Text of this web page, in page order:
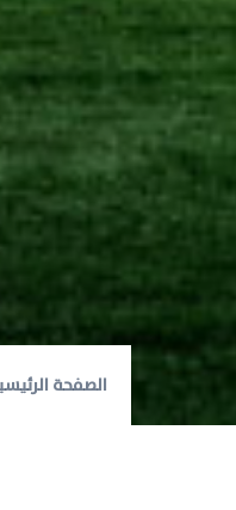
الصفحة